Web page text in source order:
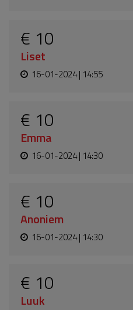
€ 10
Liset
16-01-2024 | 14:55
€ 10
Emma
16-01-2024 | 14:30
€ 10
Anoniem
16-01-2024 | 14:30
€ 10
Luuk